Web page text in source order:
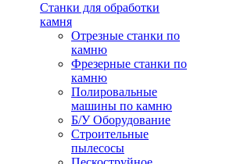
Станки для обработки
камня
Отрезные станки по
камню
Фрезерные станки по
камню
Полировальные
машины по камню
Б/У Оборудование
Строительные
пылесосы